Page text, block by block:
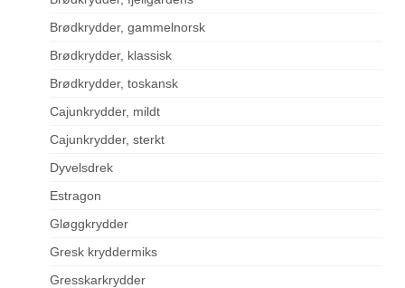
Brødkrydder, gammelnorsk
Brødkrydder, klassisk
Brødkrydder, toskansk
Cajunkrydder, mildt
Cajunkrydder, sterkt
Dyvelsdrek
Estragon
Gløggkrydder
Gresk kryddermiks
Gresskarkrydder